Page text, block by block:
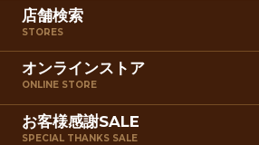
店舗検索
STORES
オンラインストア
ONLINE STORE
お客様感謝SALE
SPECIAL THANKS SALE